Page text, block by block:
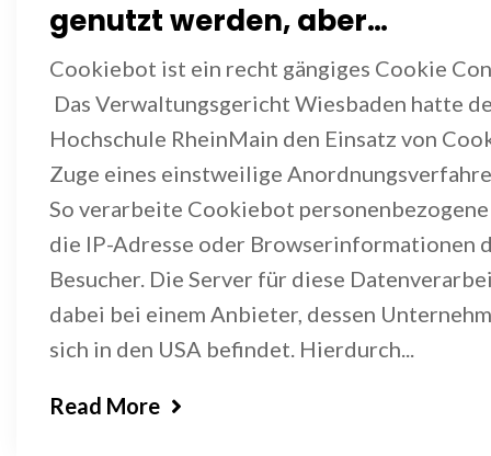
genutzt werden, aber…
Cookiebot ist ein recht gängiges Cookie
Das Verwaltungsgericht Wiesbaden hatte
Hochschule RheinMain den Einsatz von
Zuge eines einstweilige
So verarbeite Cookiebot
die IP-Adresse oder Browserinformationen
Besucher. Die Server für diese
dabei bei einem Anbieter, dessen
sich in den USA befindet. Hierdurch...
Read More